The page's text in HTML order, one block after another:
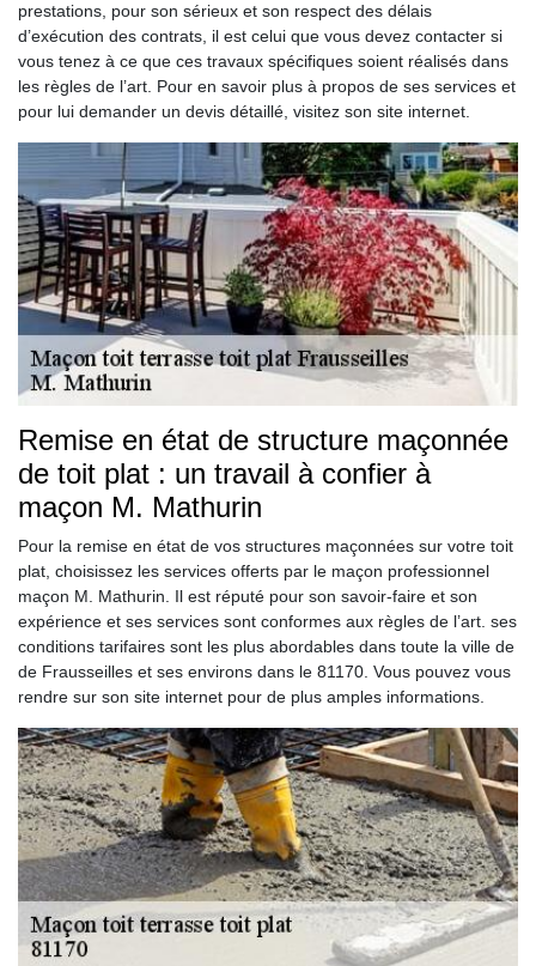
prestations, pour son sérieux et son respect des délais
d’exécution des contrats, il est celui que vous devez contacter si
vous tenez à ce que ces travaux spécifiques soient réalisés dans
les règles de l’art. Pour en savoir plus à propos de ses services et
pour lui demander un devis détaillé, visitez son site internet.
Remise en état de structure maçonnée
de toit plat : un travail à confier à
maçon M. Mathurin
Pour la remise en état de vos structures maçonnées sur votre toit
plat, choisissez les services offerts par le maçon professionnel
maçon M. Mathurin. Il est réputé pour son savoir-faire et son
expérience et ses services sont conformes aux règles de l’art. ses
conditions tarifaires sont les plus abordables dans toute la ville de
de Frausseilles et ses environs dans le 81170. Vous pouvez vous
rendre sur son site internet pour de plus amples informations.